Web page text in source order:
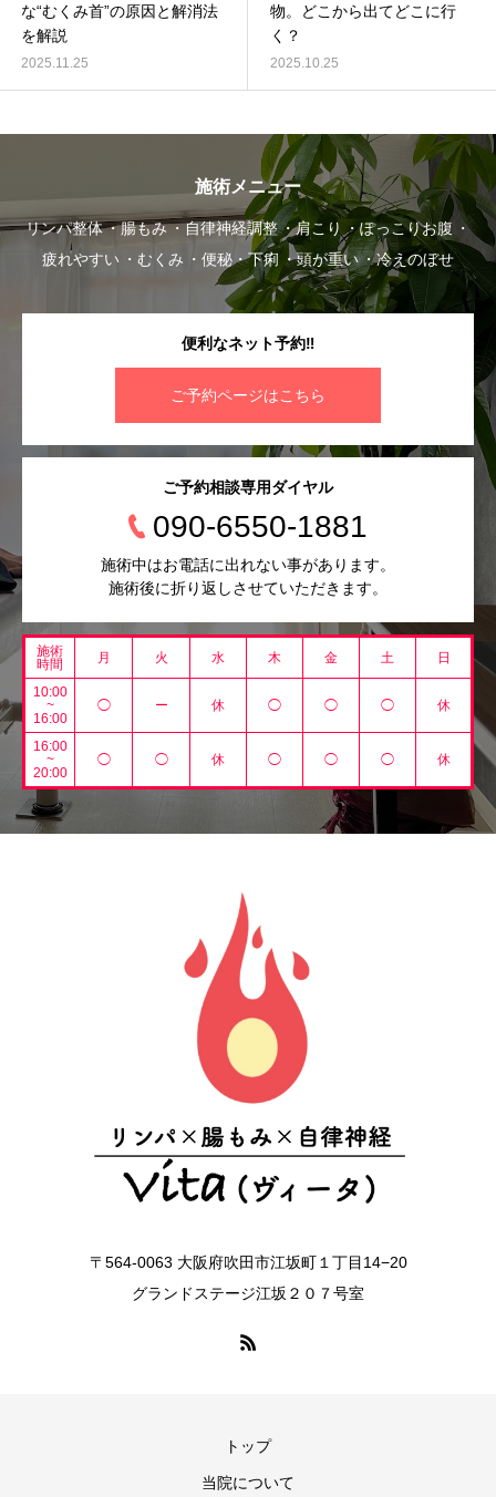
な“むくみ首”の原因と解消法
を解説
2025.11.25
物。どこから出てどこに行
く？
2025.10.25
施術メニュー
リンパ整体 腸もみ 自律神経調整 肩こり
ぽっこりお腹
疲れやすい
むくみ 便秘・下痢 頭が重い 冷えのぼせ
便利なネット予約‼︎
ご予約ページはこちら
ご予約相談専用ダイヤル
090-6550-1881
施術中はお電話に出れない事があります。
施術後に折り返しさせていただきます。
施術
時間
月 火 水 木 金 土 日
10:00
~
16:00
◯ ー 休 ◯ ◯ ◯ 休
16:00
~
20:00
◯ ◯ 休 ◯ ◯ ◯ 休
〒564-0063 大阪府吹田市江坂町１丁目14−20
グランドステージ江坂２０７号室
トップ
当院について